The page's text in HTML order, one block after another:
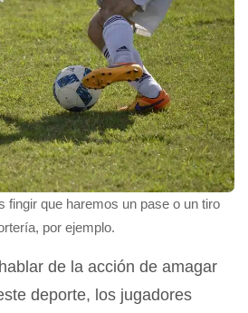
fingir que haremos un pase o un tiro
por ejemplo.
de la acción de amagar
deporte, los jugadores